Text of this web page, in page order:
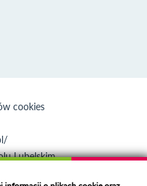
cookies
Lubelskim